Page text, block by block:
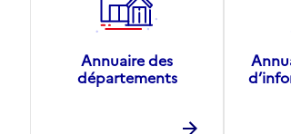
Annuaire des
départements